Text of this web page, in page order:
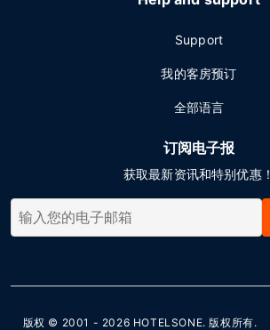
Support
我的客房预订
全部语言
订阅电子报
获取最新资讯和特别优惠！
版权 © 2001 - 2026 HOTELSONE. 版权所有.